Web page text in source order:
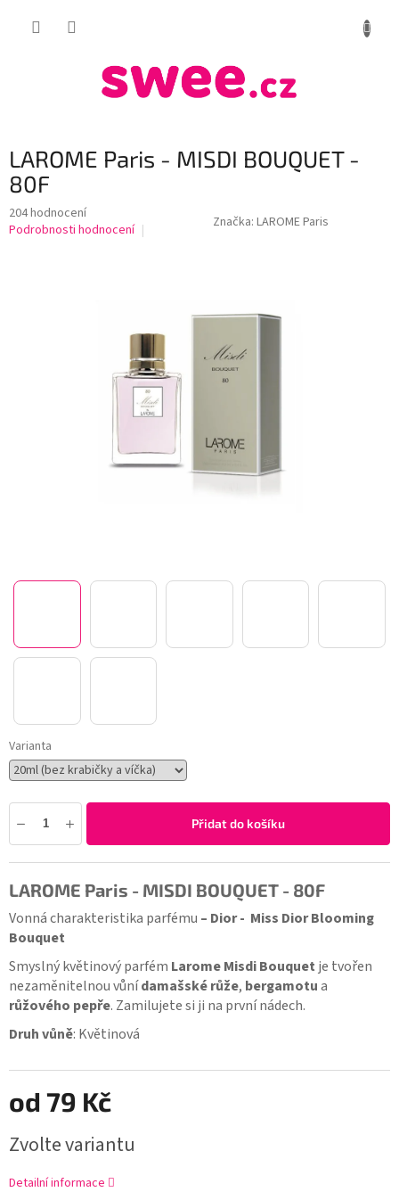
LAROME Paris - MISDI BOUQUET -
80F
Průměrné
hodnocení
204 hodnocení
Podrobnosti hodnocení
Značka: LAROME Paris
od 79 Kč
Zvolte variantu
Varianta
Přidat do košíku
LAROME Paris - MISDI BOUQUET - 80F
Vonná charakteristika parfému – Dior - Miss Dior Blooming
Bouquet
Smyslný květinový parfém Larome Misdi Bouquet je tvořen
nezaměnitelnou vůnídamašské růže, bergamotua
růžového pepře. Zamilujete si ji na první nádech.
Druh vůně: Květinová
Detailní informace